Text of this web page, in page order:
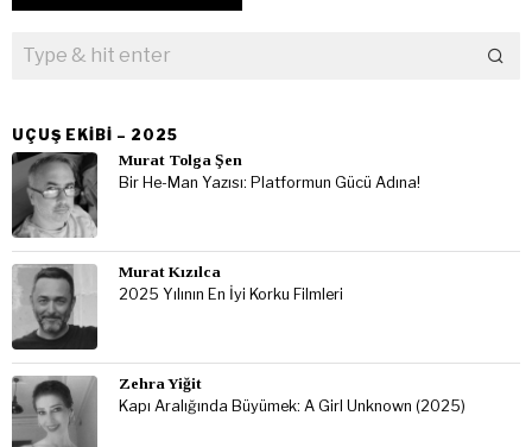
UÇUŞ EKIBI – 2025
Murat Tolga Şen
Bir He-Man Yazısı: Platformun Gücü Adına!
Murat Kızılca
2025 Yılının En İyi Korku Filmleri
Zehra Yiğit
Kapı Aralığında Büyümek: A Girl Unknown (2025)